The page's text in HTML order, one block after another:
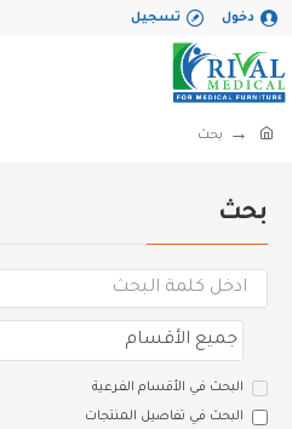
دخول تسجيل
بحث
بحث
البحث في الأقسام الفرعية
البحث في تفاصيل المنتجات